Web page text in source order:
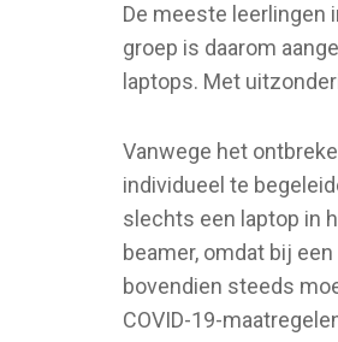
De meeste leerlingen
groep is daarom
laptops. Met
Vanwege het
individueel te
slechts een laptop in
beamer, omdat bij
bovendien steeds
COVID-19-